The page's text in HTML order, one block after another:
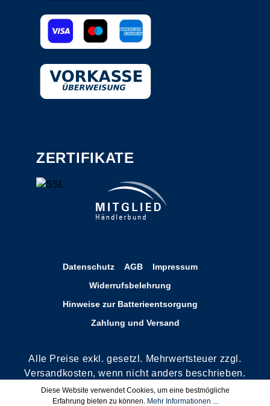
ZERTIFIKATE
Datenschutz AGB
Impressum
Widerrufsbelehrung
Hinweise zur Batterieentsorgung
Zahlung und Versand
Alle Preise exkl. gesetzl. Mehrwertsteuer zzgl.
Versandkosten, wenn nicht anders beschrieben.
**Rechnungskauf nur für Bestandskunden oder
nach positiver Bonitätsauskunft. Wir behalten
Diese Website verwendet Cookies, um eine bestmögliche
Erfahrung bieten zu können. Mehr Informationen ...